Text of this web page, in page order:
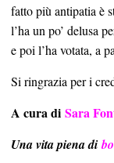
fatto più antipatia è
l’ha un po’ delusa
e poi l’ha votata, a
Si ringrazia per i
A cura di Sara
Una vita piena di